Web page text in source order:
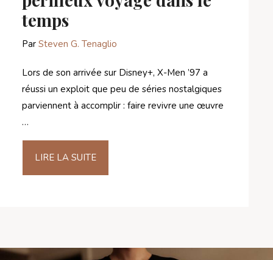
temps
Par Steven G. Tenaglio
Lors de son arrivée sur Disney+, X-Men ’97 a
réussi un exploit que peu de séries nostalgiques
parviennent à accomplir : faire revivre une œuvre
…
LIRE LA SUITE